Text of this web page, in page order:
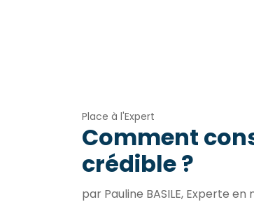
Place à l'Expert
Comment
crédible ?
par Pauline BASILE, Experte